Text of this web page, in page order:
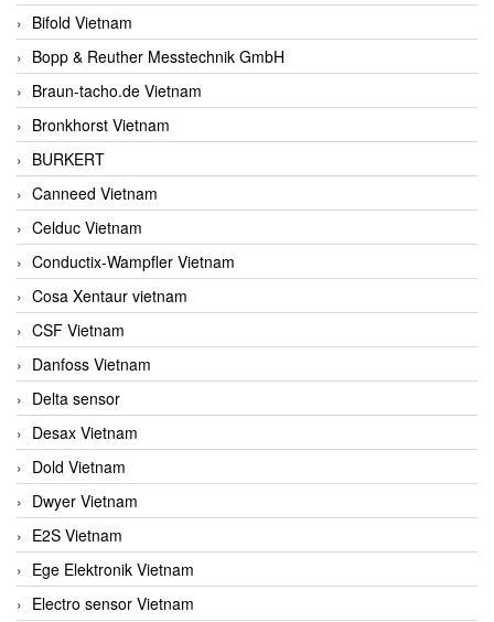
Bifold Vietnam
Bopp & Reuther Messtechnik GmbH
Braun-tacho.de Vietnam
Bronkhorst Vietnam
BURKERT
Canneed Vietnam
Celduc Vietnam
Conductix-Wampfler Vietnam
Cosa Xentaur vietnam
CSF Vietnam
Danfoss Vietnam
Delta sensor
Desax Vietnam
Dold Vietnam
Dwyer Vietnam
E2S Vietnam
Ege Elektronik Vietnam
Electro sensor Vietnam